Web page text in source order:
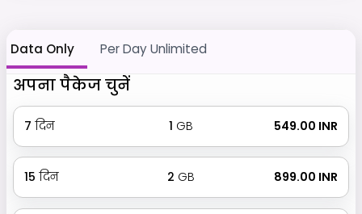
Data Only Per Day Unlimited
अपना पैकेज चुनें
7 दिन 1 GB ₹ 549.00 INR
15 दिन 2 GB ₹ 899.00 INR